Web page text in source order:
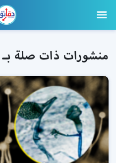
منشورات ذات صلة بـ